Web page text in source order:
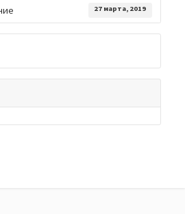
27 марта, 2019